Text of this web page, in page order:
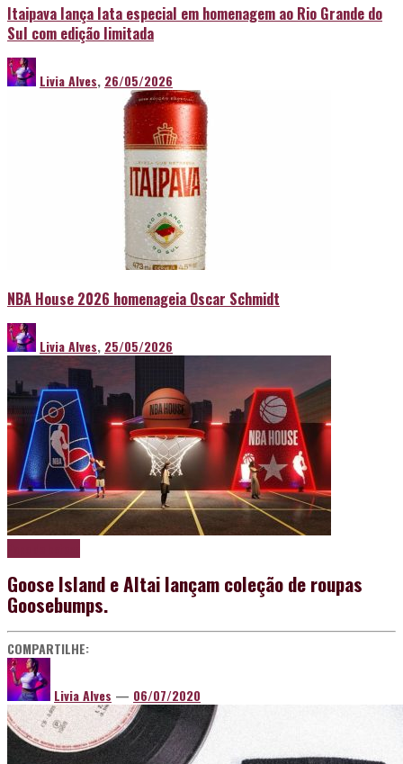
Itaipava lança lata especial em homenagem ao Rio Grande do
Sul com edição limitada
Livia Alves, 26/05/2026
NBA House 2026 homenageia Oscar Schmidt
Livia Alves, 25/05/2026
Goose Island e Altai lançam coleção de roupas
Goosebumps.
COMPARTILHE:
Livia Alves — 06/07/2020